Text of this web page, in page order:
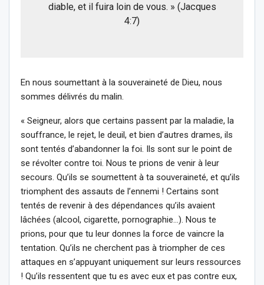
diable, et il fuira loin de vous. » (Jacques
4:7)
En nous soumettant à la souveraineté de Dieu, nous
sommes délivrés du malin.
« Seigneur, alors que certains passent par la maladie, la
souffrance, le rejet, le deuil, et bien d’autres drames, ils
sont tentés d’abandonner la foi. Ils sont sur le point de
se révolter contre toi. Nous te prions de venir à leur
secours. Qu’ils se soumettent à ta souveraineté, et qu’ils
triomphent des assauts de l’ennemi ! Certains sont
tentés de revenir à des dépendances qu’ils avaient
lâchées (alcool, cigarette, pornographie…). Nous te
prions, pour que tu leur donnes la force de vaincre la
tentation. Qu’ils ne cherchent pas à triompher de ces
attaques en s’appuyant uniquement sur leurs ressources
! Qu’ils ressentent que tu es avec eux et pas contre eux,